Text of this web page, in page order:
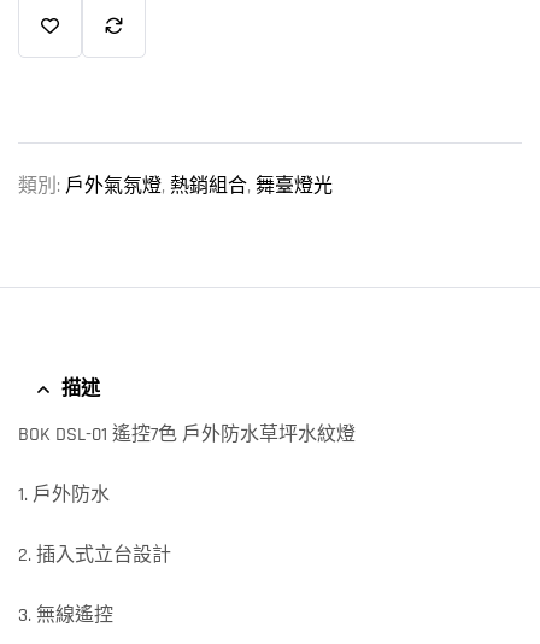
類別: 戶外氣氛燈, 熱銷組合, 舞臺燈光
描述
BOK DSL-01 遙控7色 戶外防水草坪水紋燈
1. 戶外防水
2. 插入式立台設計
3. 無線遙控